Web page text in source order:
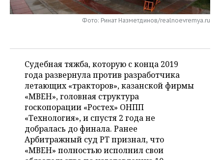
ЭНЕРГЕТИКА
УСЛУГИ
МЕДИА
ВЫЕЗДНАЯ РЕДАКЦИЯ
ОТКРЫТАЯ ЛЕКЦИЯ
НОВОСТИ СПОРТА
БАСКЕТБОЛ
ВОЛЕЙБОЛ
КИБЕРСПОРТ
ФИГУРНОЕ КАТАНИЕ
ОБЩЕСТВО
ИНФРАСТРУКТУРА
ИСТОРИЯ
КУЛЬТУРА
МЕДИЦИНА
СПРАВОЧНИК
СПИСОК ПЕРСОН
СПИСОК КОМПАНИЙ
ПОЛНАЯ ВЕРСИЯ
Фото: Ринат Назметдинов/realnoevremya.ru
Судебная тяжба, которую с конца 2019
года развернула против разработчика
летающих «тракторов», казанской фирмы
«МВЕН», головная структура
госкопорации «Ростех» ОНПП
«Технология», и спустя 2 года не
добралась до финала. Ранее
Арбитражный суд РТ признал, что
«МВЕН» полностью исполнил свои